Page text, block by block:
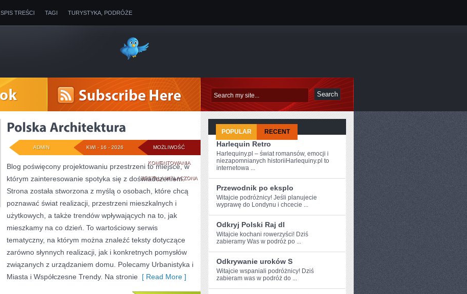
SPIS TREŚCI TAGI TURYSTYKA, PODRÓŻE
MOŻLIWOŚĆ
KOMENTOWANIAPOLSKA
ARCHITEKTURA
ZOSTAŁA WYŁĄCZONA
KWI - 16 - 2026
ADMIN
Blog poświęcony projektowaniu przestrzeni to miejsce, w
którym zainteresowanie spotyka się z doświadczeniem.
Strona została stworzona z myślą o osobach, które chcą
poznawać świat realizacji, przestrzeni mieszkalnych i
użytkowych, a także trendów wpływających na to, jak
mieszkamy na co dzień. To wartościowy serwis
tematyczny, na którym można znaleźć teksty dotyczące
zarówno słynnych realizacji, jak i konkretnych pomysłów
związanych z urządzaniem domu. Polecamy Urbanistyka i
Miasta i Współczesne Trendy. Na stronie [ Read More ]
POPULAR RECENT
Harlequin Retro
Harlequiny.pl – świat romansów, emocji i
niezapomnianych historiiHarlequiny.pl to
internetowa ...
Przewodnik po eksplo
Witajcie ⁤podróżnicy! Jeśli ‍planujecie
wyprawę do Londynu i chcecie ...
Odkryj Polski Raj dl
Witajcie kochani rowerzyści! Dziś
zabieramy Was w podróż po ...
Odkrywanie uroków S
Witajcie ⁢wspaniali podróżnicy! Dziś⁢
zabieram was w‌ podróż ⁣do ...